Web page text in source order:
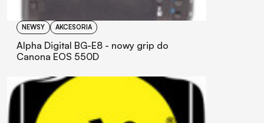
NEWSY AKCESORIA
Alpha Digital BG-E8 - nowy grip do
Canona EOS 550D